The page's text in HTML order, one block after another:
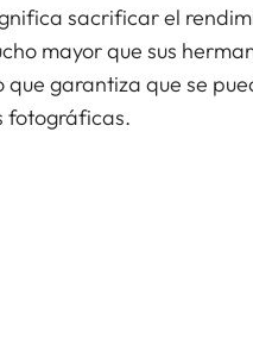
sacrificar el
mayor que sus
que garantiza que se
fotográficas.